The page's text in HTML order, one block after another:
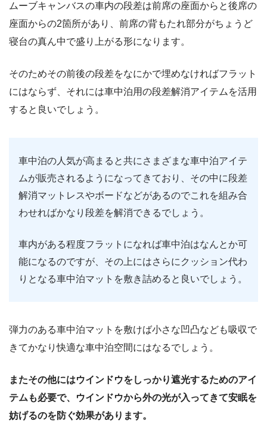
ムーブキャンバスの車内の段差は前席の座面からと後席の
座面からの2箇所があり、前席の背もたれ部分がちょうど
寝台の真ん中で盛り上がる形になります。
そのためその前後の段差をなにかで埋めなければフラット
にはならず、それには車中泊用の段差解消アイテムを活用
すると良いでしょう。
車中泊の人気が高まると共にさまざまな車中泊アイテ
ムが販売されるようになってきており、その中に段差
解消マットレスやボードなどがあるのでこれを組み合
わせればかなり段差を解消できるでしょう。
車内がある程度フラットになれば車中泊はなんとか可
能になるのですが、その上にはさらにクッション代わ
りとなる車中泊マットを敷き詰めると良いでしょう。
弾力のある車中泊マットを敷けば小さな凹凸なども吸収で
きてかなり快適な車中泊空間にはなるでしょう。
またその他にはウインドウをしっかり遮光するためのアイ
テムも必要で、ウインドウから外の光が入ってきて安眠を
妨げるのを防ぐ効果があります。